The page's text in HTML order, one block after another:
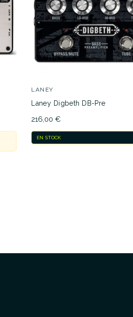
LANEY
Laney Digbeth DB-Pre
216,00 €
EN STOCK